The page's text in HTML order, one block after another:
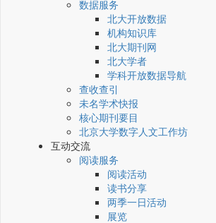
数据服务
北大开放数据
机构知识库
北大期刊网
北大学者
学科开放数据导航
查收查引
未名学术快报
核心期刊要目
北京大学数字人文工作坊
互动交流
阅读服务
阅读活动
读书分享
两季一日活动
展览